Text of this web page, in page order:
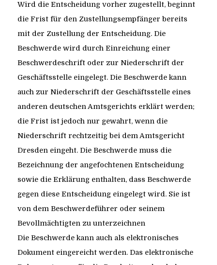
Wird die Entscheidung vorher zugestellt, beginnt
die Frist für den Zustellungsempfänger bereits
mit der Zustellung der Entscheidung. Die
Beschwerde wird durch Einreichung einer
Beschwerdeschrift oder zur Niederschrift der
Geschäftsstelle eingelegt. Die Beschwerde kann
auch zur Niederschrift der Geschäftsstelle eines
anderen deutschen Amtsgerichts erklärt werden;
die Frist ist jedoch nur gewahrt, wenn die
Niederschrift rechtzeitig bei dem Amtsgericht
Dresden eingeht. Die Beschwerde muss die
Bezeichnung der angefochtenen Entscheidung
sowie die Erklärung enthalten, dass Beschwerde
gegen diese Entscheidung eingelegt wird. Sie ist
von dem Beschwerdeführer oder seinem
Bevollmächtigten zu unterzeichnen
Die Beschwerde kann auch als elektronisches
Dokument eingereicht werden. Das elektronische